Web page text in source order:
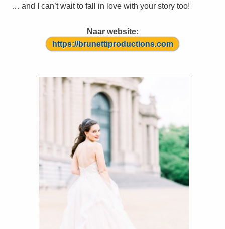
… and I can’t wait to fall in love with your story too!
Naar website:
https://brunettiproductions.com